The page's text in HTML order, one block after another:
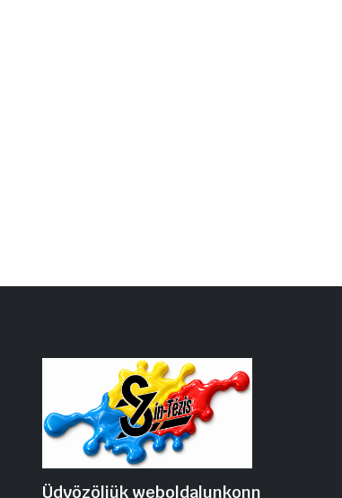
Üdvözöljük weboldalunkonn